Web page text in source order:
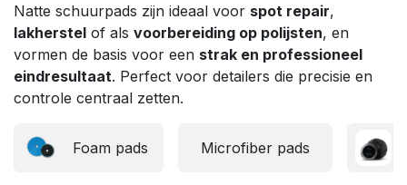
Natte schuurpads zijn ideaal voor spot repair,
lakherstel of als voorbereiding op polijsten, en
vormen de basis voor een strak en professioneel
eindresultaat. Perfect voor detailers die precisie en
controle centraal zetten.
Foam pads Microfiber pads